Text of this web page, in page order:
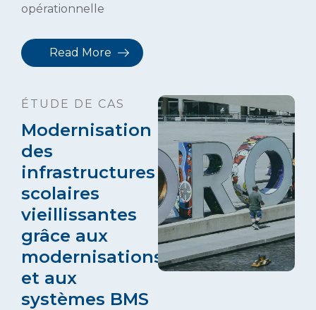
opérationnelle
Read More
ÉTUDE DE CAS
Modernisation
des
infrastructures
scolaires
vieillissantes
grâce aux
modernisations
et aux
systèmes BMS